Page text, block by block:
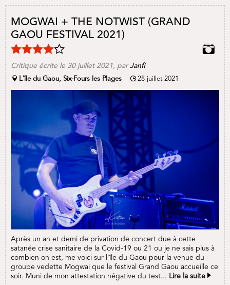
MOGWAI + THE NOTWIST (GRAND
GAOU FESTIVAL 2021)
Critique écrite le 30 juillet 2021, parJanfi
L'île du Gaou, Six-Fours les Plages 28 juillet 2021
Après un an et demi de privation de concert due à cette
satanée crise sanitaire de la Covid-19 ou 21 ou je ne sais plus à
combien on est, me voici sur l'île du Gaou pour la venue du
groupe vedette Mogwai que le festival Grand Gaou accueille ce
soir. Muni de mon attestation négative du test... Lire la suite